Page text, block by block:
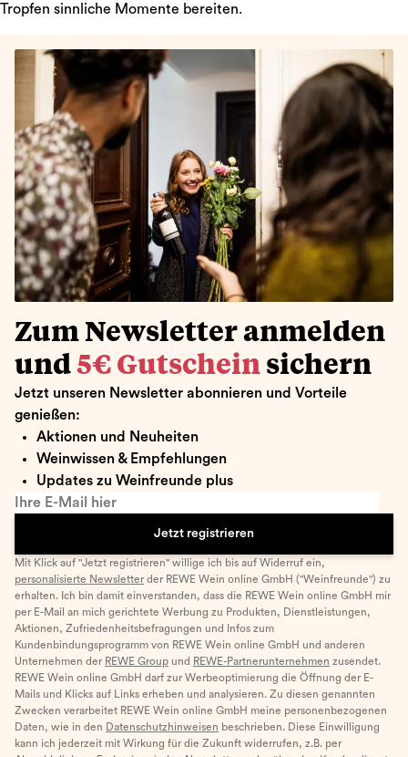
Tropfen sinnliche Momente bereiten.
Zum Newsletter anmelden
und 5€ Gutschein sichern
Jetzt unseren Newsletter abonnieren und Vorteile
genießen:
Aktionen und Neuheiten
Weinwissen & Empfehlungen
Updates zu Weinfreunde plus
Ihre E-Mail hier
Jetzt registrieren
Mit Klick auf "Jetzt registrieren" willige ich bis auf Widerruf ein,
personalisierte Newsletter der REWE Wein online GmbH ("Weinfreunde") zu
erhalten. Ich bin damit einverstanden, dass die REWE Wein online GmbH mir
per E-Mail an mich gerichtete Werbung zu Produkten, Dienstleistungen,
Aktionen, Zufriedenheitsbefragungen und Infos zum
Kundenbindungsprogramm von REWE Wein online GmbH und anderen
Unternehmen der REWE Group und REWE-Partnerunternehmen zusendet.
REWE Wein online GmbH darf zur Werbeoptimierung die Öffnung der E-
Mails und Klicks auf Links erheben und analysieren. Zu diesen genannten
Zwecken verarbeitet REWE Wein online GmbH meine personenbezogenen
Daten, wie in den Datenschutzhinweisen beschrieben. Diese Einwilligung
kann ich jederzeit mit Wirkung für die Zukunft widerrufen, z.B. per